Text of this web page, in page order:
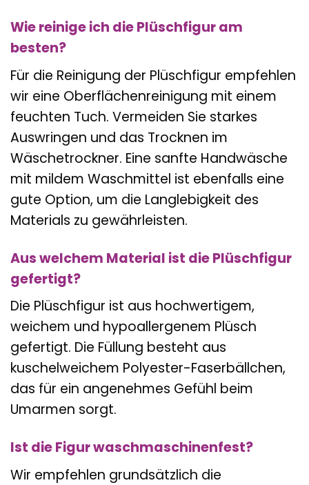
Wie reinige ich die Plüschfigur am
besten?
Für die Reinigung der Plüschfigur empfehlen
wir eine Oberflächenreinigung mit einem
feuchten Tuch. Vermeiden Sie starkes
Auswringen und das Trocknen im
Wäschetrockner. Eine sanfte Handwäsche
mit mildem Waschmittel ist ebenfalls eine
gute Option, um die Langlebigkeit des
Materials zu gewährleisten.
Aus welchem Material ist die Plüschfigur
gefertigt?
Die Plüschfigur ist aus hochwertigem,
weichem und hypoallergenem Plüsch
gefertigt. Die Füllung besteht aus
kuschelweichem Polyester-Faserbällchen,
das für ein angenehmes Gefühl beim
Umarmen sorgt.
Ist die Figur waschmaschinenfest?
Wir empfehlen grundsätzlich die